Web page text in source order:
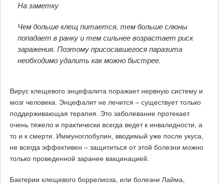
На заметку
Чем дольше клещ питается, тем больше слюны
попадает в ранку и тем сильнее возрастает риск
заражения. Поэтому присосавшегося паразита
необходимо удалить как можно быстрее.
Вирус клещевого энцефалита поражает нервную систему и
мозг человека. Энцефалит не лечится – существует только
поддерживающая терапия. Это заболевание протекает
очень тяжело и практически всегда ведет к инвалидности, а
то и к смерти. Иммуноглобулин, вводимый уже после укуса,
не всегда эффективен – защититься от этой болезни можно
только проведенной заранее вакцинацией.
Бактерии клещевого боррелиоза, или болезни Лайма,